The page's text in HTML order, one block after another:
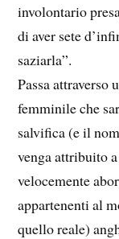
involontario
di aver sete
saziarla”.
Passa attraverso
femminile che
salvifica (e il
venga attribuito
velocemente
appartenenti al
quello reale)